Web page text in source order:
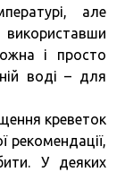
але
і просто
воді – для
креветок
рекомендації,
У деяких